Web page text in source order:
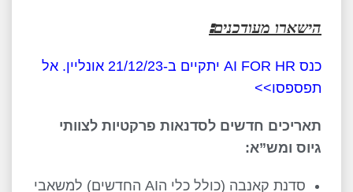
הישארו מעודכנים:
כנס AI FOR HR יתקיים ב-21/12/23 אונליין. אל
תפספסו>>
תאריכים חדשים לסדנאות פרקטיות לצוותי
גיוס ומש”א:
סדנת קאנבה (כולל כלי הAI החדשים) למשאבי